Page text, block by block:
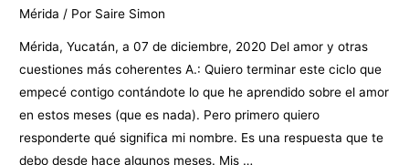
Mérida / Por Saire Simon
Mérida, Yucatán, a 07 de diciembre, 2020 Del amor y otras
cuestiones más coherentes A.: Quiero terminar este ciclo que
empecé contigo contándote lo que he aprendido sobre el amor
en estos meses (que es nada). Pero primero quiero
responderte qué significa mi nombre. Es una respuesta que te
debo desde hace algunos meses. Mis …